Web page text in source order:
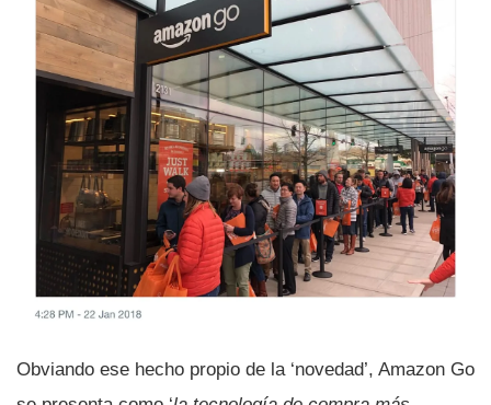
Obviando ese hecho propio de la ‘novedad’, Amazon Go